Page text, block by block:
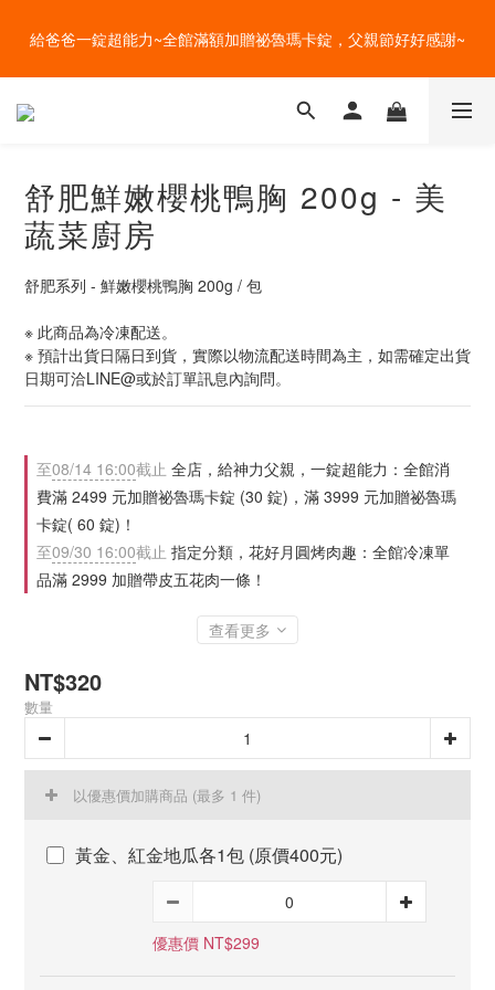
吃菜~
給爸爸一錠超能力~全館滿額加贈祕魯瑪卡錠，父親節好好感謝~
盛夏的餐桌，一定少不了美蔬菜的清爽~ A+B 送購物金🎁一起好好
舒肥鮮嫩櫻桃鴨胸 200g - 美
蔬菜廚房
舒肥系列 - 鮮嫩櫻桃鴨胸 200g / 包
※ 此商品為冷凍配送。
※ 預計出貨日隔日到貨，實際以物流配送時間為主，如需確定出貨
日期可洽LINE@或於訂單訊息內詢問。
至08/14 16:00截止 全店，給神力父親，一錠超能力：全館消
費滿 2499 元加贈祕魯瑪卡錠 (30 錠)，滿 3999 元加贈祕魯瑪
卡錠( 60 錠)！
至09/30 16:00截止 指定分類，花好月圓烤肉趣：全館冷凍單
品滿 2999 加贈帶皮五花肉一條！
查看更多
NT$320
數量
以優惠價加購商品 (最多 1 件)
黃金、紅金地瓜各1包 (原價400元)
優惠價 NT$299